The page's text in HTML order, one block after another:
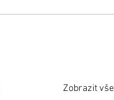
Zobrazit vše